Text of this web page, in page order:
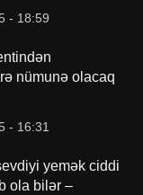
- 18:59
nümunə olacaq
- 16:31
yemək ciddi
ola bilər –